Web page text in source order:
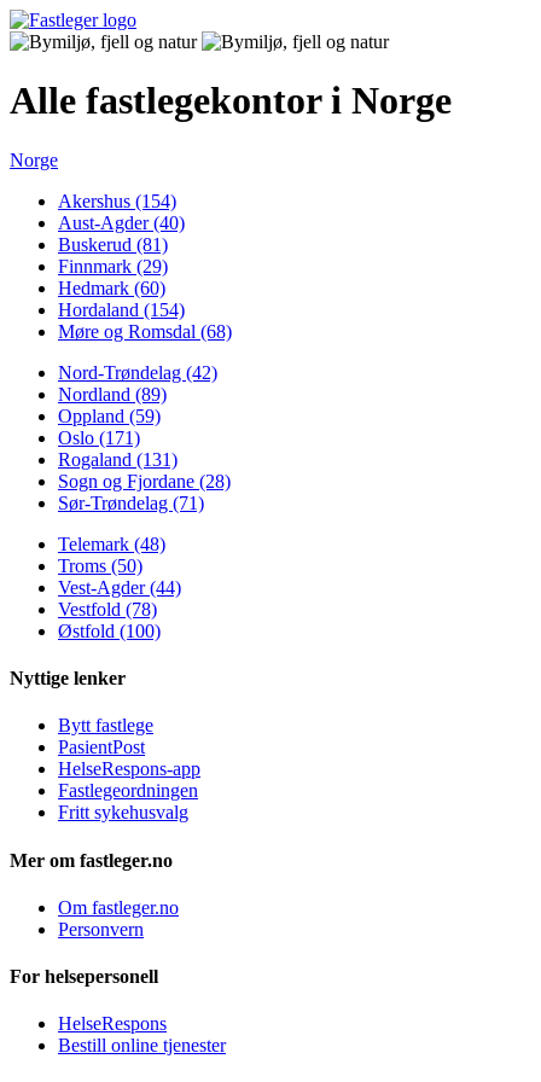
Alle fastlegekontor i Norge
Norge
Akershus (154)
Aust-Agder (40)
Buskerud (81)
Finnmark (29)
Hedmark (60)
Hordaland (154)
Møre og Romsdal (68)
Nord-Trøndelag (42)
Nordland (89)
Oppland (59)
Oslo (171)
Rogaland (131)
Sogn og Fjordane (28)
Sør-Trøndelag (71)
Telemark (48)
Troms (50)
Vest-Agder (44)
Vestfold (78)
Østfold (100)
Nyttige lenker
Bytt fastlege
PasientPost
HelseRespons-app
Fastlegeordningen
Fritt sykehusvalg
Mer om fastleger.no
Om fastleger.no
Personvern
For helsepersonell
HelseRespons
Bestill online tjenester